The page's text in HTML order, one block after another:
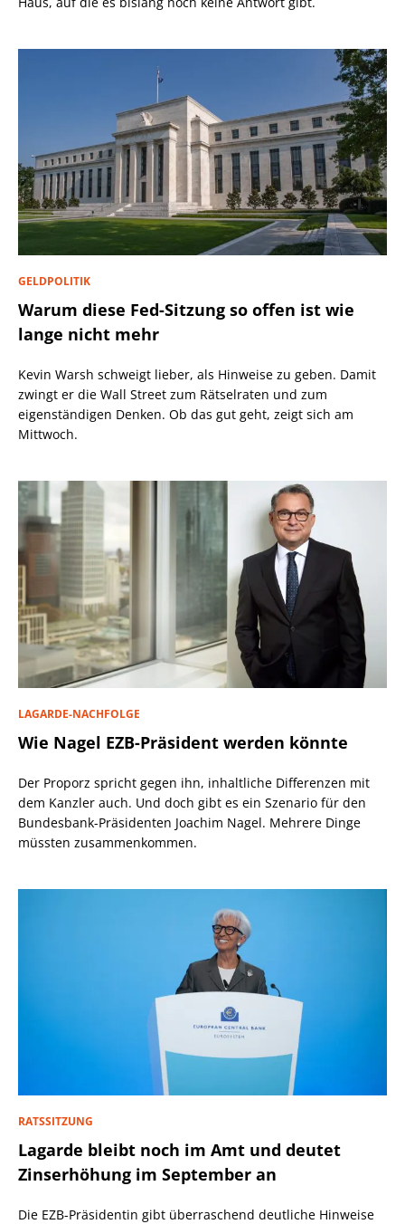
GELDPOLITIK
Warum diese Fed-Sitzung so offen ist wie
lange nicht mehr
Kevin Warsh schweigt lieber, als Hinweise zu geben. Damit
zwingt er die Wall Street zum Rätselraten und zum
eigenständigen Denken. Ob das gut geht, zeigt sich am
Mittwoch.
LAGARDE-NACHFOLGE
Wie Nagel EZB-Präsident werden könnte
Der Proporz spricht gegen ihn, inhaltliche Differenzen mit
dem Kanzler auch. Und doch gibt es ein Szenario für den
Bundesbank-Präsidenten Joachim Nagel. Mehrere Dinge
müssten zusammenkommen.
RATSSITZUNG
Lagarde bleibt noch im Amt und deutet
Zinserhöhung im September an
Die EZB-Präsidentin gibt überraschend deutliche Hinweise